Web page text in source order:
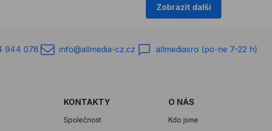
Zobrazit další
944 078 info@allmedia-cz.cz allmediasro (po-ne 7-22 h)
KONTAKTY
Společnost
O NÁS
Kdo jsme